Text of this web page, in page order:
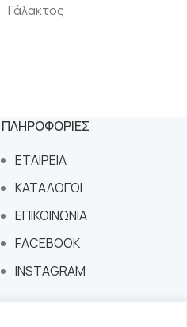
Γάλακτος
ΠΛΗΡΟΦΟΡΙΕΣ
ΕΤΑΙΡΕΙΑ
ΚΑΤΑΛΟΓΟΙ
ΕΠΙΚΟΙΝΩΝΙΑ
FACEBOOK
INSTAGRAM